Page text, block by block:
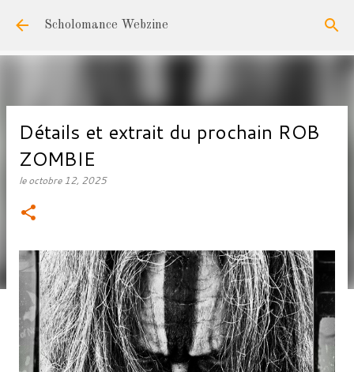
Accéder au contenu principal
Scholomance Webzine
Détails et extrait du prochain ROB
ZOMBIE
leoctobre 12, 2025